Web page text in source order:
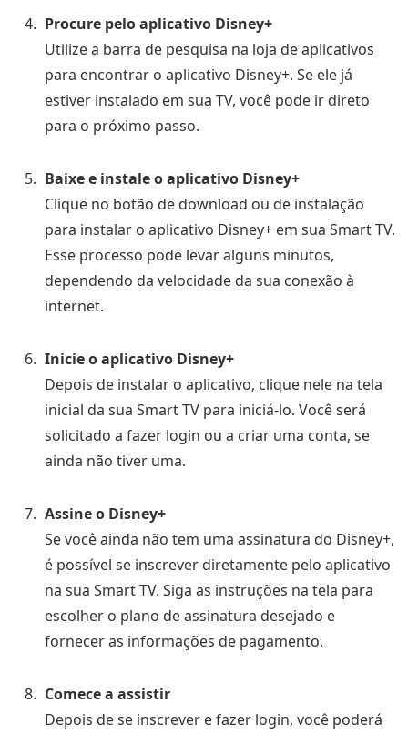
Procure pelo aplicativo Disney+
Utilize a barra de pesquisa na loja de aplicativos
para encontrar o aplicativo Disney+. Se ele já
estiver instalado em sua TV, você pode ir direto
para o próximo passo.
Baixe e instale o aplicativo Disney+
Clique no botão de download ou de instalação
para instalar o aplicativo Disney+ em sua Smart TV.
Esse processo pode levar alguns minutos,
dependendo da velocidade da sua conexão à
internet.
Inicie o aplicativo Disney+
Depois de instalar o aplicativo, clique nele na tela
inicial da sua Smart TV para iniciá-lo. Você será
solicitado a fazer login ou a criar uma conta, se
ainda não tiver uma.
Assine o Disney+
Se você ainda não tem uma assinatura do Disney+,
é possível se inscrever diretamente pelo aplicativo
na sua Smart TV. Siga as instruções na tela para
escolher o plano de assinatura desejado e
fornecer as informações de pagamento.
Comece a assistir
Depois de se inscrever e fazer login, você poderá